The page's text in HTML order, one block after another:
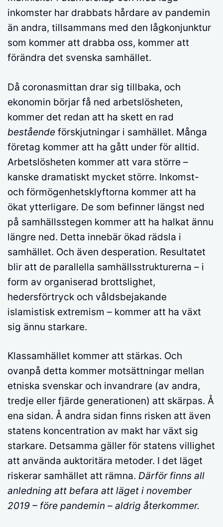
inkomster har drabbats hårdare av pandemin
än andra, tillsammans med den lågkonjunktur
som kommer att drabba oss, kommer att
förändra det svenska samhället.
Då coronasmittan drar sig tillbaka, och
ekonomin börjar få ned arbetslösheten,
kommer det redan att ha skett en rad
bestående förskjutningar i samhället. Många
företag kommer att ha gått under för alltid.
Arbetslösheten kommer att vara större –
kanske dramatiskt mycket större. Inkomst-
och förmögenhetsklyftorna kommer att ha
ökat ytterligare. De som befinner längst ned
på samhällsstegen kommer att ha halkat ännu
längre ned. Detta innebär ökad rädsla i
samhället. Och även desperation. Resultatet
blir att de parallella samhällsstrukturerna – i
form av organiserad brottslighet,
hedersförtryck och våldsbejakande
islamistisk extremism – kommer att ha växt
sig ännu starkare.
Klassamhället kommer att stärkas. Och
ovanpå detta kommer motsättningar mellan
etniska svenskar och invandrare (av andra,
tredje eller fjärde generationen) att skärpas. Å
ena sidan. Å andra sidan finns risken att även
statens koncentration av makt har växt sig
starkare. Detsamma gäller för statens villighet
att använda auktoritära metoder. I det läget
riskerar samhället att rämna. Därför finns all
anledning att befara att läget i november
2019 – före pandemin – aldrig återkommer.